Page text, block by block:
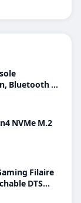
Bluetooth et
NVMe M.2
Filaire
DTS